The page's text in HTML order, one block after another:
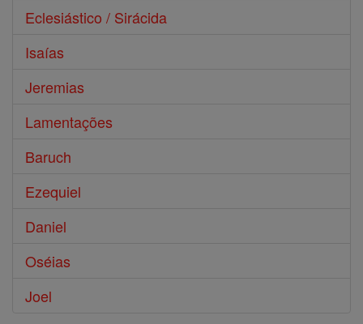
Eclesiástico / Sirácida
Isaías
Jeremias
Lamentações
Baruch
Ezequiel
Daniel
Oséias
Joel